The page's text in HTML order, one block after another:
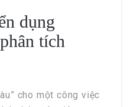
dụng
tích
cho một công việc